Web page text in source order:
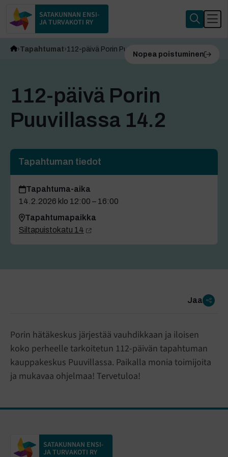
SATAKUNNAN ENSI-
JA TURVAKOTI RY
Nopea poistuminen
Tapahtumat 112-päivä Porin Puuvillassa 14.2
112-päivä Porin
Puuvillassa 14.2
Tapahtuman tiedot
Tapahtuma-aika
14.2.2026 klo 12:00 – 16:00
Tapahtumapaikka
Siltapuistokatu 14
Jaa
Porin hätäkeskus järjestää vauhdikkaan ja iloisen
koko perheelle tarkoitetun 112-päivän tapahtuman
kauppakeskus Puuvillassa. Paikalla monia toimijoita
ja mukavaa ohjelmaa! Tervetuloa!
SATAKUNNAN ENSI-
JA TURVAKOTI RY